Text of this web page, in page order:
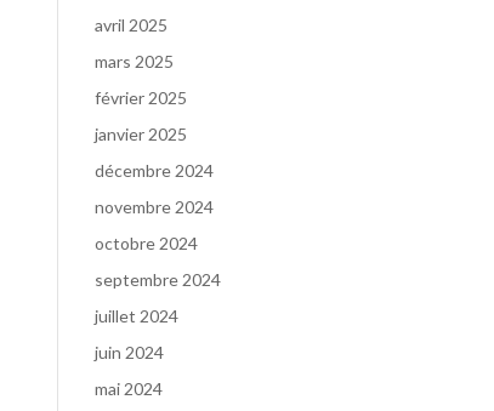
avril 2025
mars 2025
février 2025
janvier 2025
décembre 2024
novembre 2024
octobre 2024
septembre 2024
juillet 2024
juin 2024
mai 2024